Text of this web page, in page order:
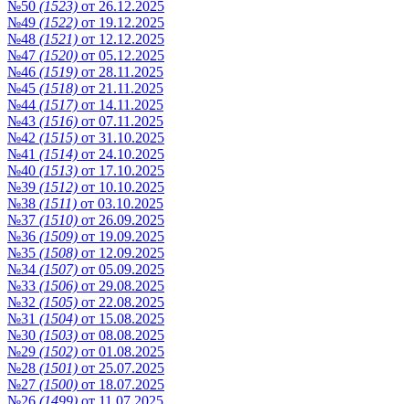
№50 (1523) от 26.12.2025
№49 (1522) от 19.12.2025
№48 (1521) от 12.12.2025
№47 (1520) от 05.12.2025
№46 (1519) от 28.11.2025
№45 (1518) от 21.11.2025
№44 (1517) от 14.11.2025
№43 (1516) от 07.11.2025
№42 (1515) от 31.10.2025
№41 (1514) от 24.10.2025
№40 (1513) от 17.10.2025
№39 (1512) от 10.10.2025
№38 (1511) от 03.10.2025
№37 (1510) от 26.09.2025
№36 (1509) от 19.09.2025
№35 (1508) от 12.09.2025
№34 (1507) от 05.09.2025
№33 (1506) от 29.08.2025
№32 (1505) от 22.08.2025
№31 (1504) от 15.08.2025
№30 (1503) от 08.08.2025
№29 (1502) от 01.08.2025
№28 (1501) от 25.07.2025
№27 (1500) от 18.07.2025
№26 (1499) от 11.07.2025